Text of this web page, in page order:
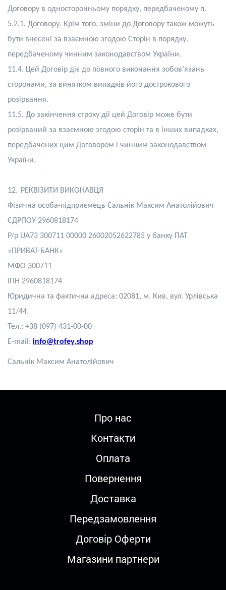
Договору в односторонньому порядку, передбаченому п.
5.2.1. Договору. Крім того, зміни до Договору також можуть
бути внесені за взаємною згодою Сторін в порядку,
передбаченому чинним законодавством України.
11.4. Цей Договір діє до повного виконання зобов’язань
сторонами, за винятком випадків його дострокового
розірвання.
11.5. До закінчення строку дії цей Договір може бути
розірваний за взаємною згодою сторін та в інших випадках,
передбачених цим Договором і чинним законодавством
України.
12. РЕКВІЗИТИ ВИКОНАВЦЯ
Фізична особа-підприємець Сальнік Максим Анатолійович
ЄДРПОУ 2960818174
P/р UA73 300711 00000 26002052622785 у банку ПАТ
«ПРИВАТ-БАНК»
МФО 300711
ІПН 2960818174
Юридична та фактична адреса: 02081, м. Кив, вул. Урлівська
11/44.
Тел.: +38 (097) 431-00-00
Е-mail: info@trofey.shop
Сальнік Максим Анатолійович
Про нас
Контакти
Оплата
Повернення
Доставка
Передзамовлення
Договір Оферти
Магазини партнери